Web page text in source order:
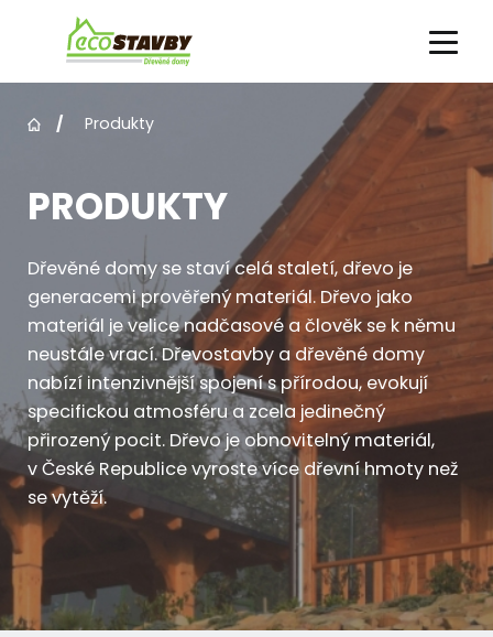
PRODUKTY A SLUŽBY O FIRMĚ
Produkty
PRODUKTY
Dřevěné domy se staví celá staletí, dřevo je
generacemi prověřený materiál. Dřevo jako
materiál je velice nadčasové a člověk se k němu
neustále vrací. Dřevostavby a dřevěné domy
nabízí intenzivnější spojení s přírodou, evokují
specifickou atmosféru a zcela jedinečný
přirozený pocit. Dřevo je obnovitelný materiál,
v České Republice vyroste více dřevní hmoty než
se vytěží.